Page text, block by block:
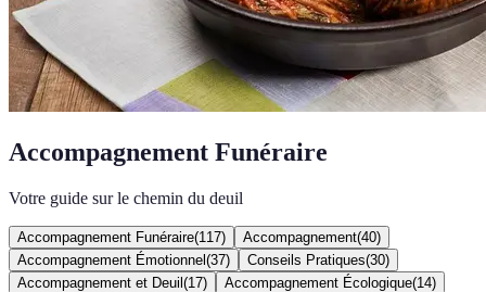
Accompagnement Funéraire
Votre guide sur le chemin du deuil
Accompagnement Funéraire(117) Accompagnement(40)
Accompagnement Émotionnel (37) Conseils Pratiques(30)
Accompagnement et Deuil (17) Accompagnement Écologique(14)